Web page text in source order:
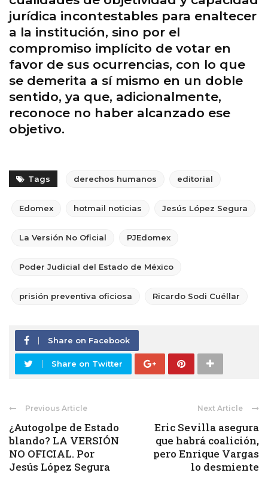
jurídica incontestables para enaltecer
a la institución, sino por el
compromiso implícito de votar en
favor de sus ocurrencias, con lo que
se demerita a sí mismo en un doble
sentido, ya que, adicionalmente,
reconoce no haber alcanzado ese
objetivo.
Tags derechos humanos editorial
Edomex hotmail noticias Jesús López Segura
La Versión No Oficial PJEdomex
Poder Judicial del Estado de México
prisión preventiva oficiosa Ricardo Sodi Cuéllar
Share on Facebook
Share on Twitter
Previous Article
¿Autogolpe de Estado
blando? LA VERSIÓN
NO OFICIAL. Por
Jesús López Segura
Next Article
Eric Sevilla asegura
que habrá coalición,
pero Enrique Vargas
lo desmiente